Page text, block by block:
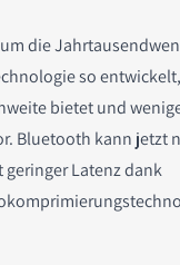
die
so
bietet und
Bluetooth kann jetzt
Latenz dank